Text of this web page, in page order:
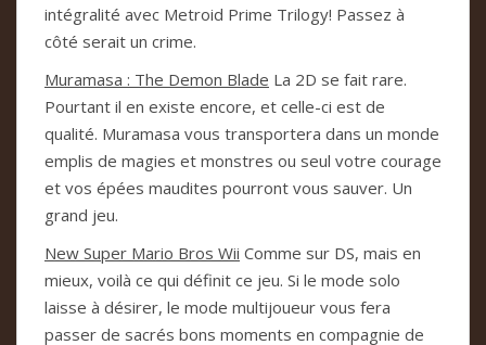
intégralité avec Metroid Prime Trilogy! Passez à
côté serait un crime.
Muramasa : The Demon Blade La 2D se fait rare.
Pourtant il en existe encore, et celle-ci est de
qualité. Muramasa vous transportera dans un monde
emplis de magies et monstres ou seul votre courage
et vos épées maudites pourront vous sauver. Un
grand jeu.
New Super Mario Bros Wii Comme sur DS, mais en
mieux, voilà ce qui définit ce jeu. Si le mode solo
laisse à désirer, le mode multijoueur vous fera
passer de sacrés bons moments en compagnie de